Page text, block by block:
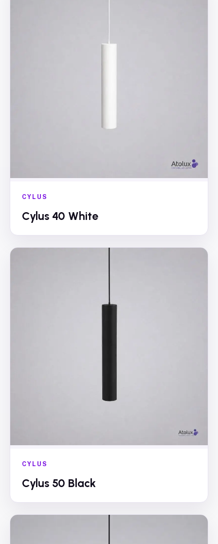
CYLUS
Cylus 40 White
CYLUS
Cylus 50 Black